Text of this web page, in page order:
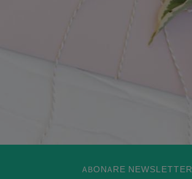
ABONARE NEWSLETTER